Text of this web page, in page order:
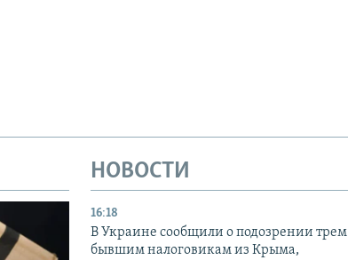
НОВОСТИ
16:18
В Украине сообщили о подозрении трем
бывшим налоговикам из Крыма,